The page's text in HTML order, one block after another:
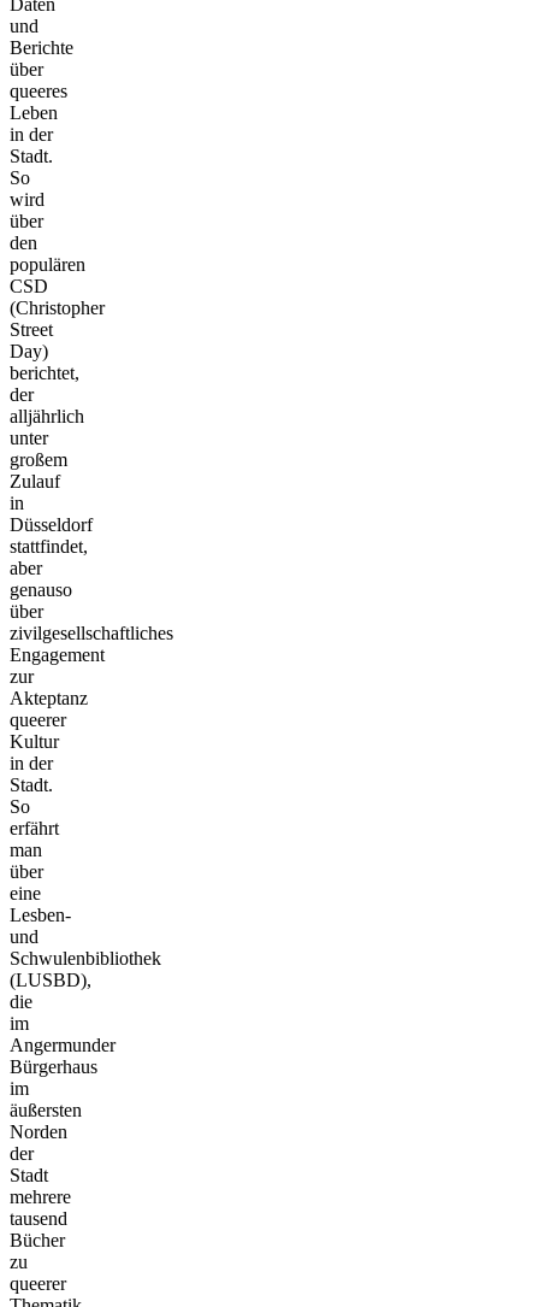
Daten
und
Berichte
über
queeres
Leben
in der
Stadt.
So
wird
über
den
populären
CSD
(Christopher
Street
Day)
berichtet,
der
alljährlich
unter
großem
Zulauf
in
Düsseldorf
stattfindet,
aber
genauso
über
zivilgesellschaftliches
Engagement
zur
Akteptanz
queerer
Kultur
in der
Stadt.
So
erfährt
man
über
eine
Lesben-
und
Schwulenbibliothek
(LUSBD),
die
im
Angermunder
Bürgerhaus
im
äußersten
Norden
der
Stadt
mehrere
tausend
Bücher
zu
queerer